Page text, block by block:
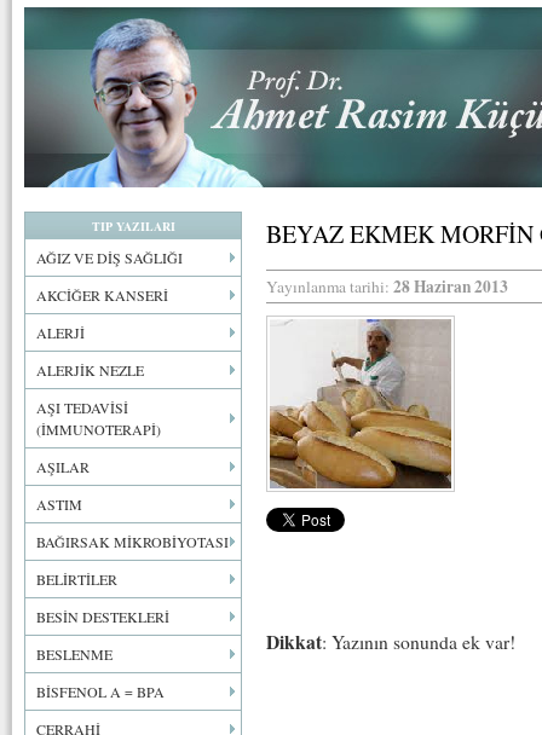
TIP YAZILARI
AĞIZ VE DİŞ SAĞLIĞI
AKCİĞER KANSERİ
ALERJİ
ALERJİK NEZLE
AŞI TEDAVİSİ
(İMMUNOTERAPİ)
AŞILAR
ASTIM
BAĞIRSAK MİKROBİYOTASI
BELİRTİLER
BESİN DESTEKLERİ
BESLENME
BİSFENOL A = BPA
CERRAHİ
BEYAZ EKMEK
Yayınlanma tarihi: 28 Haziran 2013
Dikkat: Yazının sonunda ek var!